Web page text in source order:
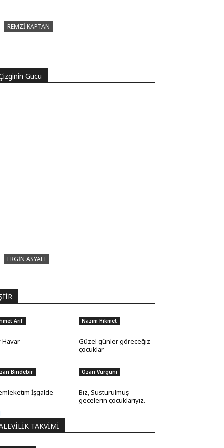
REMZI KAPTAN
Gücü
ERGIN ASYALI
Arif
Havar
Nazım Hikmet
Güzel günler göreceğiz
çocuklar
Bindebir
İşgalde
Ozan Vurguni
Biz, Susturulmuş
gecelerin çocuklarıyız.
TAKVIMI